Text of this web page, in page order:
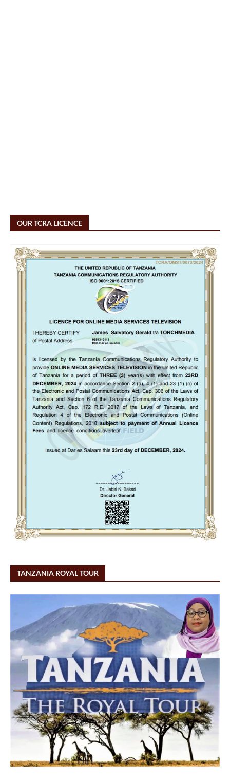
OUR TCRA LICENCE
TANZANIA ROYAL TOUR